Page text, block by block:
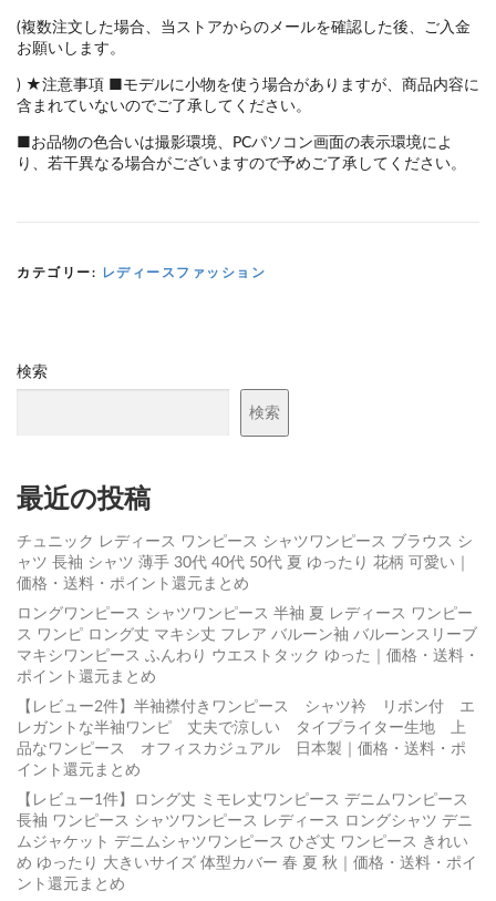
(複数注文した場合、当ストアからのメールを確認した後、ご入金
お願いします。
) ★注意事項 ■モデルに小物を使う場合がありますが、商品内容に
含まれていないのでご了承してください。
■お品物の色合いは撮影環境、PCパソコン画面の表示環境によ
り、若干異なる場合がございますので予めご了承してください。
カテゴリー: レディースファッション
検索
検索
最近の投稿
チュニック レディース ワンピース シャツワンピース ブラウス シ
ャツ 長袖 シャツ 薄手 30代 40代 50代 夏 ゆったり 花柄 可愛い｜
価格・送料・ポイント還元まとめ
ロングワンピース シャツワンピース 半袖 夏 レディース ワンピー
ス ワンピ ロング丈 マキシ丈 フレア バルーン袖 バルーンスリーブ
マキシワンピース ふんわり ウエストタック ゆった｜価格・送料・
ポイント還元まとめ
【レビュー2件】半袖襟付きワンピース シャツ衿 リボン付 エ
レガントな半袖ワンピ 丈夫で涼しい タイプライター生地 上
品なワンピース オフィスカジュアル 日本製｜価格・送料・ポ
イント還元まとめ
【レビュー1件】ロング丈 ミモレ丈ワンピース デニムワンピース
長袖 ワンピース シャツワンピース レディース ロングシャツ デニ
ムジャケット デニムシャツワンピース ひざ丈 ワンピース きれい
め ゆったり 大きいサイズ 体型カバー 春 夏 秋｜価格・送料・ポイ
ント還元まとめ